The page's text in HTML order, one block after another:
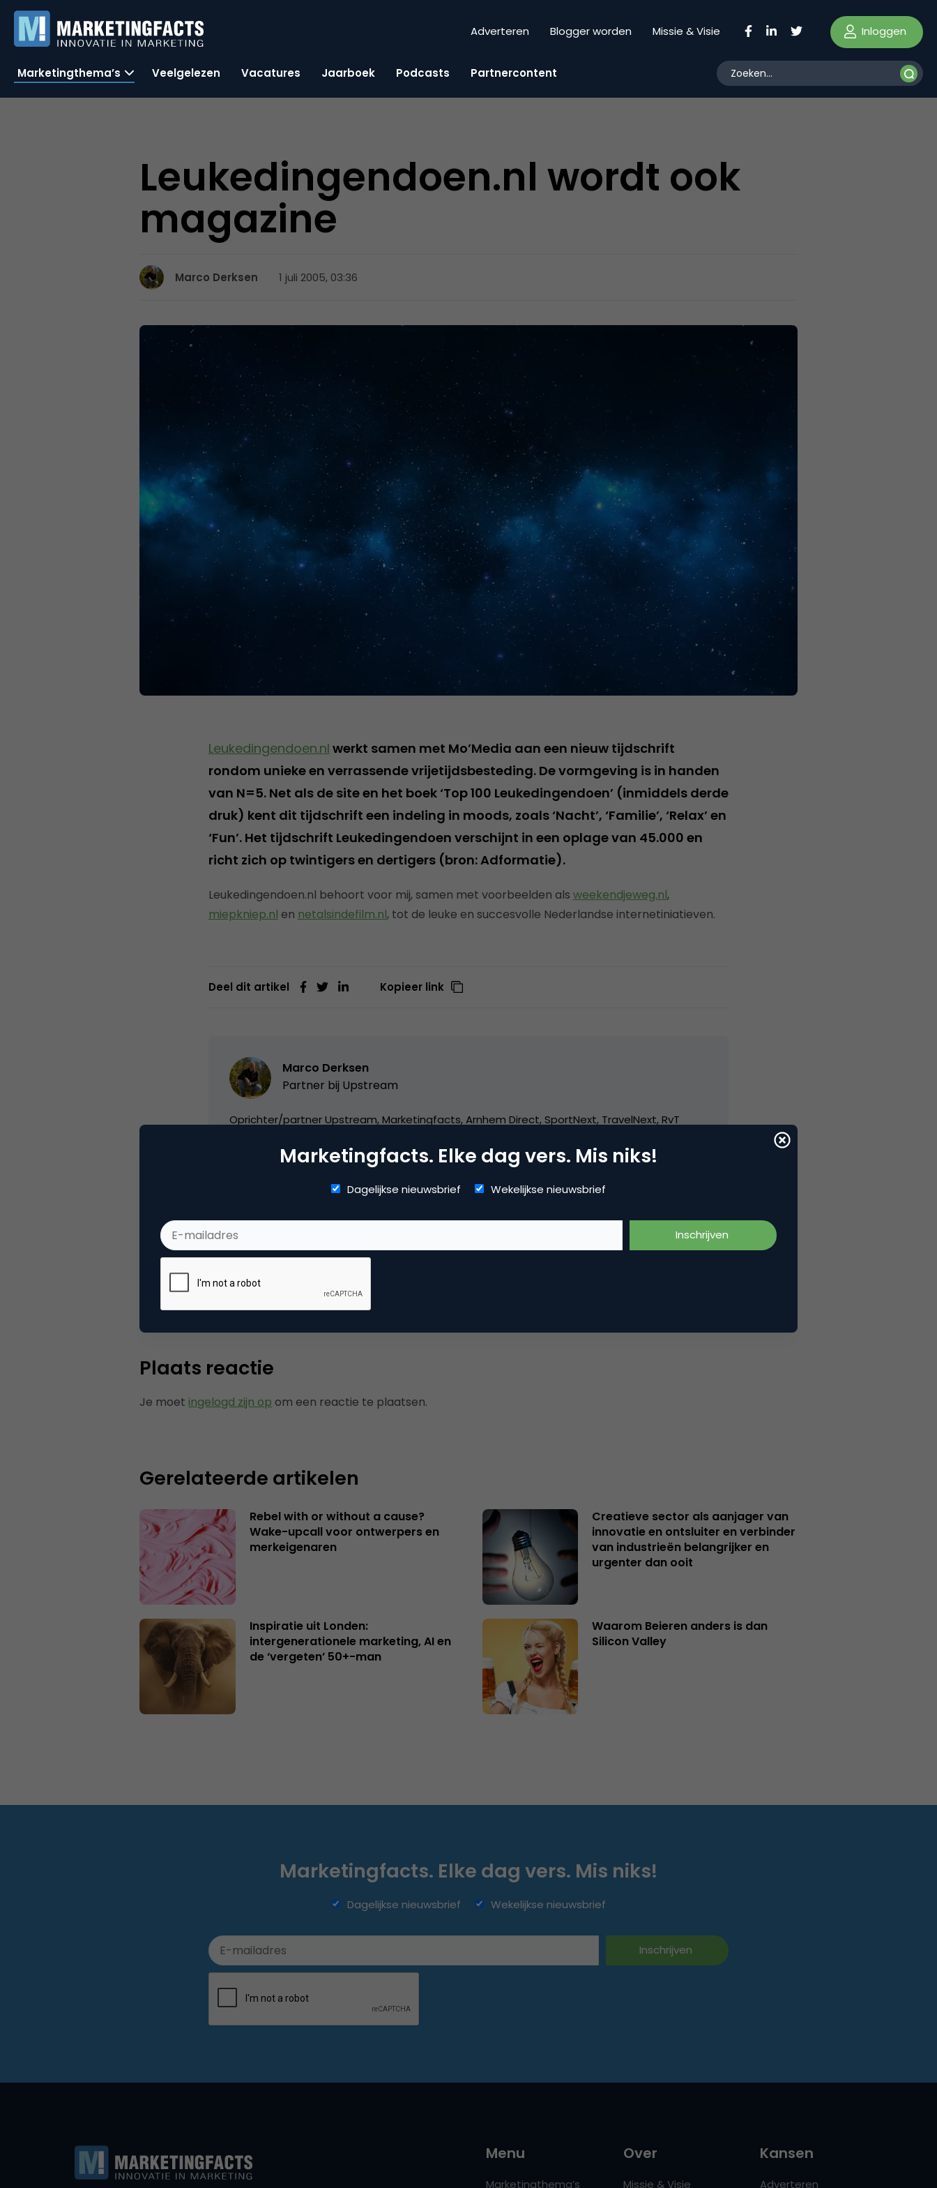
Adverteren Blogger worden Missie & Visie Inloggen
Marketingthema’s Veelgelezen Vacatures Jaarboek Podcasts Partnercontent
Leukedingendoen.nl wordt ook
magazine
Marco Derksen 1 juli 2005, 03:36
Leukedingendoen.nl werkt samen met Mo’Media aan een nieuw tijdschrift
rondom unieke en verrassende vrijetijdsbesteding. De vormgeving is in handen
van N=5. Net als de site en het boek ‘Top 100 Leukedingendoen’ (inmiddels derde
druk) kent dit tijdschrift een indeling in moods, zoals ‘Nacht’, ‘Familie’, ‘Relax’ en
‘Fun’. Het tijdschrift Leukedingendoen verschijnt in een oplage van 45.000 en
richt zich op twintigers en dertigers (bron: Adformatie).
Leukedingendoen.nl behoort voor mij, samen met voorbeelden als weekendjeweg.nl,
miepkniep.nl en netalsindefilm.nl, tot de leuke en succesvolle Nederlandse internetiniatieven.
Deel dit artikel Kopieer link
Marco Derksen
Partner bij Upstream
Oprichter/partner Upstream, Marketingfacts, Arnhem Direct, SportNext, TravelNext, RvT
Categorie Commerce
nieuws
Plaats reactie
Je moet ingelogd zijn op om een reactie te plaatsen.
Gerelateerde artikelen
Rebel with or without a cause?
Wake-upcall voor ontwerpers en
merkeigenaren
Creatieve sector als aanjager van
innovatie en ontsluiter en verbinder
van industrieën belangrijker en
urgenter dan ooit
Inspiratie uit Londen:
intergenerationele marketing, AI en
de ‘vergeten’ 50+-man
Waarom Beieren anders is dan
Silicon Valley
Marketingfacts. Elke dag vers. Mis niks!
Dagelijkse nieuwsbrief Wekelijkse nieuwsbrief
Marketingfacts. Elke dag vers. Mis niks!
Dagelijkse nieuwsbrief Wekelijkse nieuwsbrief
Menu
Marketingthema’s
Over
Missie & Visie
Kansen
Adverteren